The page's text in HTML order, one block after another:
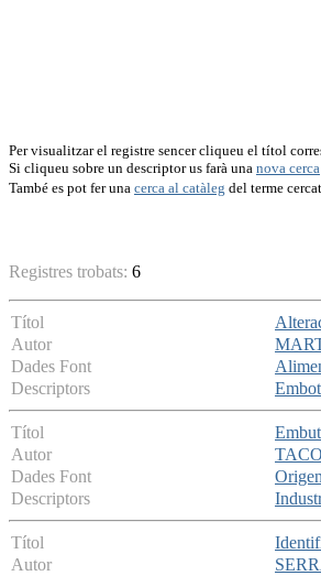
Per visualitzar el registre sencer cliqueu el títol
Si cliqueu sobre un descriptor us farà una nova cerca
També es pot fer una cerca al catàleg del terme
Registres trobats: 6
Títol
Autor
Dades Font
Descriptors
Títol
Autor
Dades Font
Descriptors
Títol
Autor